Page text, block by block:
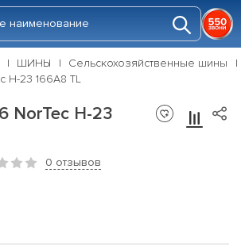
ШИНЫ
Сельскохозяйственные шины
H-23 166A8 TL
NorTec H-23
0 отзывов